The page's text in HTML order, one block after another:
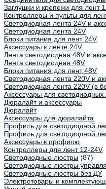
Заглушки и крепежи для лент
Контроллеры и пульты для
Светодиодная лента 24V и
Светодиодная лента 24V
Блоки питания для лент 24V
Аксессуары к ленте 24V
Лента светодиодная 48V и
Лента светодиодная 48V
Блоки питания для лент 48V
Светодиодная лента 220V и
Светодиодная лента 220V (в
Аксессуары для светодиодных
Дюралайт и аксессуары
Дюралайт
Аксессуары для дюралайта
Профиль для светодиодной
Профиль для светодиодной
Аксессуары к профилю
Контроллеры для лент 12-24V
Светодиодные люстры (87)
Светодиодные люстры
Светодиодные люстры без ДУ
Электротовары и